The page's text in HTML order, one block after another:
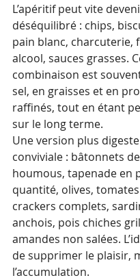
L’apéritif peut vite
déséquilibré : chips,
pain blanc, charcuterie,
alcool, sauces grasses.
combinaison est
sel, en graisses et en
raffinés, tout en étant
sur le long terme.
Une version plus
conviviale : bâtonnets
houmous, tapenade en
quantité, olives,
crackers complets,
anchois, pois chiches
amandes non salées.
de supprimer le plaisir,
l’accumulation.